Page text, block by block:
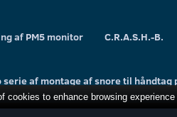
af PM5 monitor C.R.A.S.H.-B.
serie af montage af snore til håndtag
cookies to enhance browsing